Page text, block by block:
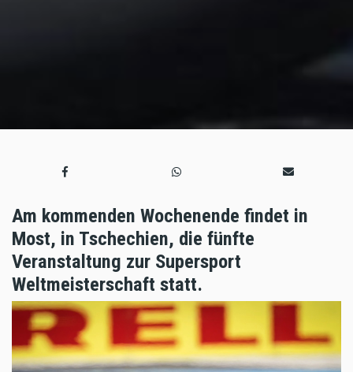
Am kommenden Wochenende findet in
Most, in Tschechien, die fünfte
Veranstaltung zur Supersport
Weltmeisterschaft statt.